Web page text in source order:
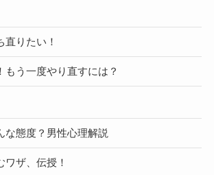
直りたい！
もう一度やり直すには？
な態度？男性心理解説
ワザ、伝授！